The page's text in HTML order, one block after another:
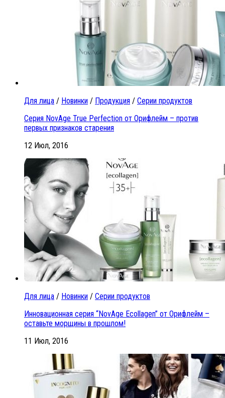
Для лица / Новинки / Продукция / Серии продуктов
Серия NovAge True Perfection от Орифлейм – против
первых признаков старения
12 Июл, 2016
Для лица / Новинки / Серии продуктов
Инновационная серия “NovAge Ecollagen” от Орифлейм –
оставьте морщины в прошлом!
11 Июл, 2016